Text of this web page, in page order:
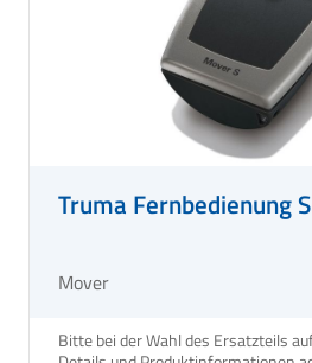
Truma Fernbedienung
Mover
Bitte bei der Wahl des Ersatzteils